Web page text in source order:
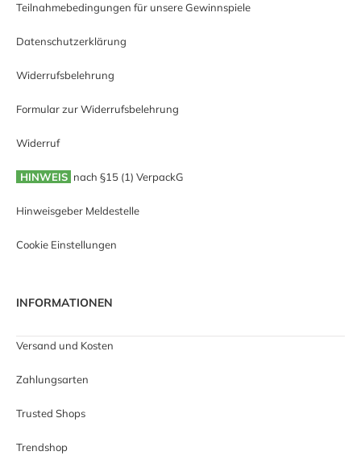
Teilnahmebedingungen für unsere Gewinnspiele
Datenschutzerklärung
Widerrufsbelehrung
Formular zur Widerrufsbelehrung
Widerruf
HINWEIS nach §15 (1) VerpackG
Hinweisgeber Meldestelle
Cookie Einstellungen
INFORMATIONEN
Versand und Kosten
Zahlungsarten
Trusted Shops
Trendshop